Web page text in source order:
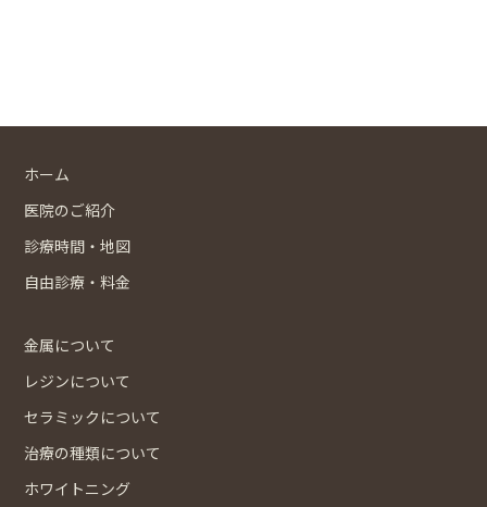
ホーム
医院のご紹介
診療時間・地図
自由診療・料金
金属について
レジンについて
セラミックについて
治療の種類について
ホワイトニング